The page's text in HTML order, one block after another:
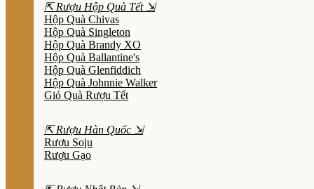
⇱ Rượu Hộp Quà Tết ⇲
Hộp Quà Chivas
Hộp Quà Singleton
Hộp Quà Brandy XO
Hộp Quà Ballantine's
Hộp Quà Glenfiddich
Hộp Quà Johnnie Walker
Giỏ Quà Rượu Tết
⇱ Rượu Hàn Quốc ⇲
Rượu Soju
Rượu Gạo